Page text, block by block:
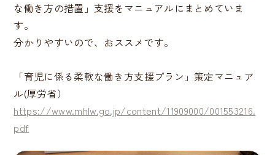
な働き方の措置」支援をマニュアルにまとめていま
す。
分かりやすいので、おススメです。
「育児に係る柔軟な働き方支援プラン」策定マニュア
ル(厚労省）
https://www.mhlw.go.jp/content/11909000/001553216.
pdf